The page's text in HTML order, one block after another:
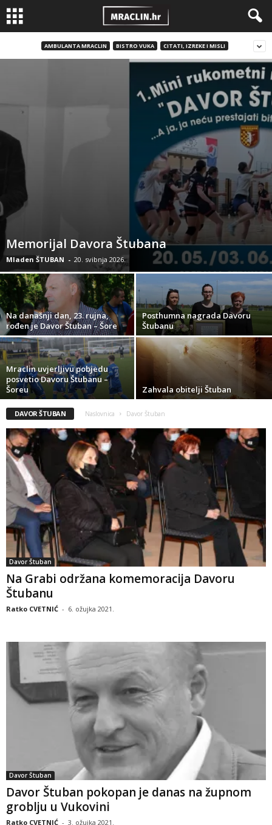
AMBULANTA MRACLIN BISTRO VUKA CITATI, IZREKE I MISLI
Memorijal Davora Štubana
Mladen ŠTUBAN - 20. svibnja 2026.
Na današnji dan, 23. rujna,
rođen je Davor Štuban – Šore
Posthumna nagrada Davoru
Štubanu
Mraclin uvjerljivu pobjedu
posvetio Davoru Štubanu –
Šoreu
Zahvala obitelji Štuban
DAVOR ŠTUBAN Naslovnica Davor Štuban
Davor Štuban
Na Grabi održana komemoracija Davoru
Štubanu
Ratko CVETNIĆ - 6. ožujka 2021.
Davor Štuban
Davor Štuban pokopan je danas na župnom
groblju u Vukovini
Ratko CVETNIĆ - 3. ožujka 2021.